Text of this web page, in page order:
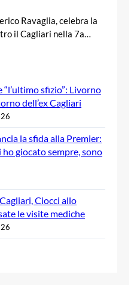
Ravaglia, celebra la
il Cagliari nella 7a…
“l’ultimo sfizio”: Livorno
dell’ex Cagliari
la sfida alla Premier:
ho giocato sempre, sono
Ciocci allo
le visite mediche